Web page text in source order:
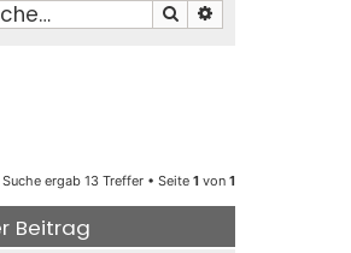
Suche
Suche ergab 13 Treffer • Seite 1 von 1
Beitrag